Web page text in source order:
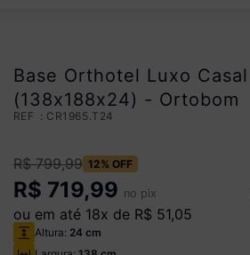
Base Orthotel Luxo Casal
(138x188x24) - Ortobom
: CR1965.T24
R$ 799,99 12% OFF
R$ 719,99 no pix
ou em até 18x de R$ 51,05
Altura: 24 cm